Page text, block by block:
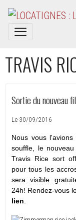
TRAVIS
Sortie du nouveau
Le 30/09/2016
Nous vous
souffle, le
Travis Rice sort
pour tous les
sera visible
24h! Rendez-vous
lien